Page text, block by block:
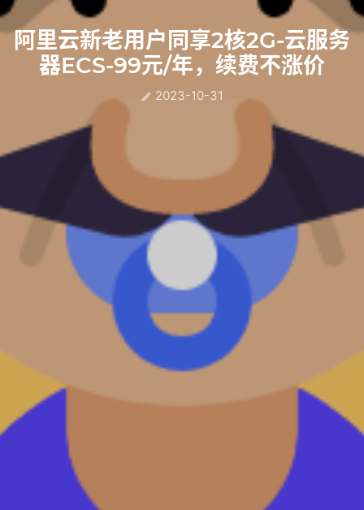
阿里云新老用户同享2核2G-云服务
器ECS-99元/年，续费不涨价
 2023-10-31